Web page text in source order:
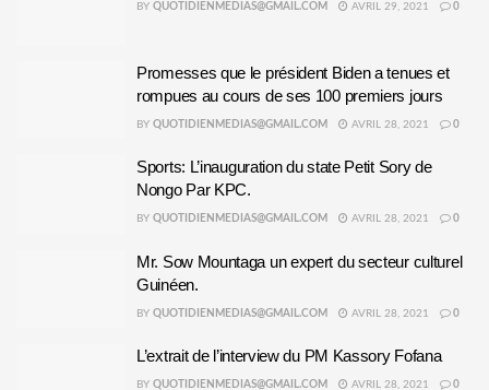
BY QUOTIDIENMEDIAS@GMAIL.COM AVRIL 29, 2021 0
Promesses que le président Biden a tenues et
rompues au cours de ses 100 premiers jours
BY QUOTIDIENMEDIAS@GMAIL.COM AVRIL 28, 2021 0
Sports: L’inauguration du state Petit Sory de
Nongo Par KPC.
BY QUOTIDIENMEDIAS@GMAIL.COM AVRIL 28, 2021 0
Mr. Sow Mountaga un expert du secteur culturel
Guinéen.
BY QUOTIDIENMEDIAS@GMAIL.COM AVRIL 28, 2021 0
L’extrait de l’interview du PM Kassory Fofana
BY QUOTIDIENMEDIAS@GMAIL.COM AVRIL 28, 2021 0